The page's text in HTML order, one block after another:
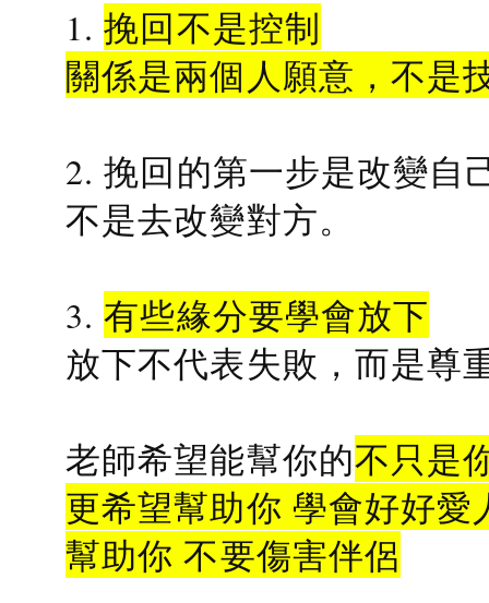
1.挽回不是控制
關係是兩個人願意，不是
2. 挽回的第一步是改變自
不是去改變對方。
3.有些緣分要學會放下
放下不代表失敗，而是尊
老師希望能幫你的不只是
更希望幫助你 學會好好愛
幫助你 不要傷害伴侶